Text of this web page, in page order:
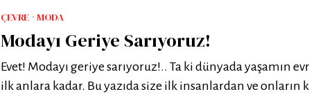
ÇEVRE · MODA
Modayı Geriye Sarıyoruz!
Evet! Modayı geriye sarıyoruz!.. Ta ki dünyada yaşamın
ilk anlara kadar. Bu yazıda size ilk insanlardan ve onların